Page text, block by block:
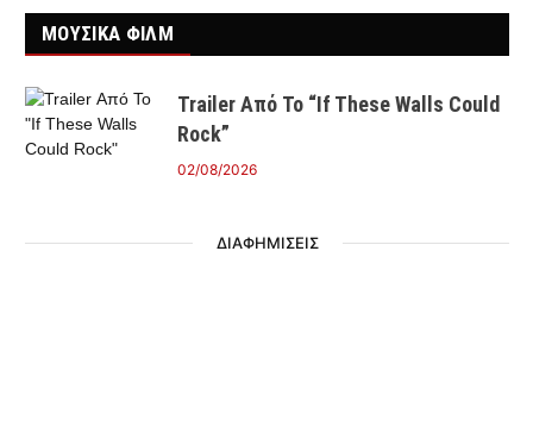
ΜΟΥΣΙΚΑ ΦΙΛΜ
Trailer Από Το “If These Walls Could
Rock”
02/08/2026
ΔΙΑΦΗΜΙΣΕΙΣ